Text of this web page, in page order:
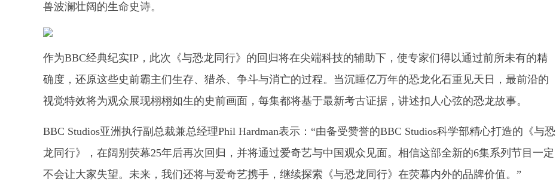
兽波澜壮阔的生命史诗。
作为BBC经典纪实IP，此次《与恐龙同行》的回归将在尖端科技的辅助下，使专家们得以通过前所未有的精
确度，还原这些史前霸主们生存、猎杀、争斗与消亡的过程。当沉睡亿万年的恐龙化石重见天日，最前沿的
视觉特效将为观众展现栩栩如生的史前画面，每集都将基于最新考古证据，讲述扣人心弦的恐龙故事。
BBC Studios亚洲执行副总裁兼总经理Phil Hardman表示：“由备受赞誉的BBC Studios科学部精心打造的《与恐
龙同行》，在阔别荧幕25年后再次回归，并将通过爱奇艺与中国观众见面。相信这部全新的6集系列节目一定
不会让大家失望。未来，我们还将与爱奇艺携手，继续探索《与恐龙同行》在荧幕内外的品牌价值。”